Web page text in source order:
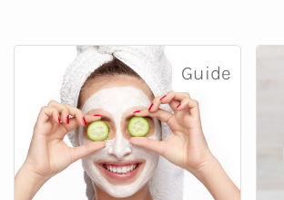
Guide